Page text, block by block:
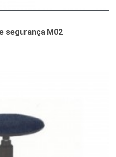
segurança M02